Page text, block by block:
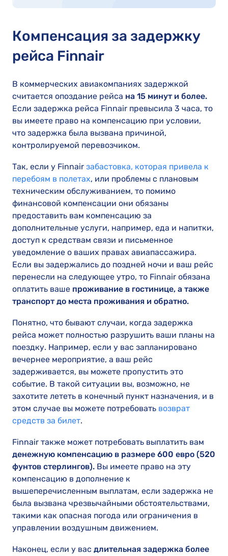
Компенсация за задержку
рейса Finnair
В коммерческих авиакомпаниях задержкой
считается опоздание рейса на 15 минут и более.
Если задержка рейса Finnair превысила 3 часа, то
вы имеете право на компенсацию при условии,
что задержка была вызвана причиной,
контролируемой перевозчиком.
Так, если у Finnair забастовка, которая привела к
перебоям в полетах, или проблемы с плановым
техническим обслуживанием, то помимо
финансовой компенсации они обязаны
предоставить вам компенсацию за
дополнительные услуги, например, еда и напитки,
доступ к средствам связи и письменное
уведомление о ваших правах авиапассажира.
Если вы задержались до поздней ночи и ваш рейс
перенесли на следующее утро, то Finnair обязана
оплатить ваше проживание в гостинице, а также
транспорт до места проживания и обратно.
Понятно, что бывают случаи, когда задержка
рейса может полностью разрушить ваши планы на
поездку. Например, если у вас запланировано
вечернее мероприятие, а ваш рейс
задерживается, вы можете пропустить это
событие. В такой ситуации вы, возможно, не
захотите лететь в конечный пункт назначения, и в
этом случае вы можете потребовать возврат
средств за билет.
Finnair также может потребовать выплатить вам
денежную компенсацию в размере 600 евро (520
фунтов стерлингов). Вы имеете право на эту
компенсацию в дополнение к
вышеперечисленным выплатам, если задержка не
была вызвана чрезвычайными обстоятельствами,
такими как опасная погода или ограничения в
управлении воздушным движением.
Наконец, если у вас длительная задержка более